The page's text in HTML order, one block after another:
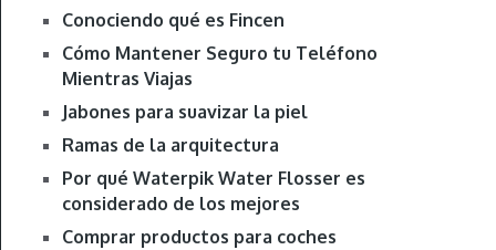
Conociendo qué es Fincen
Cómo Mantener Seguro tu Teléfono
Mientras Viajas
Jabones para suavizar la piel
Ramas de la arquitectura
Por qué Waterpik Water Flosser es
considerado de los mejores
Comprar productos para coches